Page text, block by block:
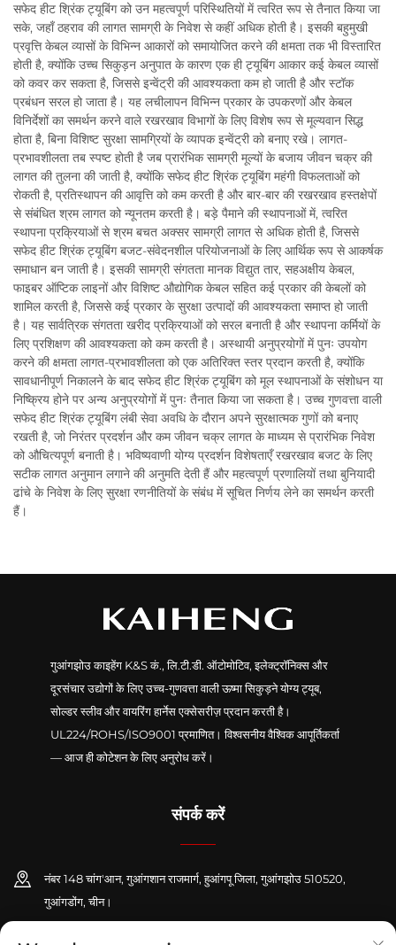
सफेद हीट श्रिंक ट्यूबिंग को उन महत्वपूर्ण परिस्थितियों में त्वरित रूप से तैनात किया जा
सके, जहाँ ठहराव की लागत सामग्री के निवेश से कहीं अधिक होती है। इसकी बहुमुखी
प्रवृत्ति केबल व्यासों के विभिन्न आकारों को समायोजित करने की क्षमता तक भी विस्तारित
होती है, क्योंकि उच्च सिकुड़न अनुपात के कारण एक ही ट्यूबिंग आकार कई केबल व्यासों
को कवर कर सकता है, जिससे इन्वेंट्री की आवश्यकता कम हो जाती है और स्टॉक
प्रबंधन सरल हो जाता है। यह लचीलापन विभिन्न प्रकार के उपकरणों और केबल
विनिर्देशों का समर्थन करने वाले रखरखाव विभागों के लिए विशेष रूप से मूल्यवान सिद्ध
होता है, बिना विशिष्ट सुरक्षा सामग्रियों के व्यापक इन्वेंट्री को बनाए रखे। लागत-
प्रभावशीलता तब स्पष्ट होती है जब प्रारंभिक सामग्री मूल्यों के बजाय जीवन चक्र की
लागत की तुलना की जाती है, क्योंकि सफेद हीट श्रिंक ट्यूबिंग महंगी विफलताओं को
रोकती है, प्रतिस्थापन की आवृत्ति को कम करती है और बार-बार की रखरखाव हस्तक्षेपों
से संबंधित श्रम लागत को न्यूनतम करती है। बड़े पैमाने की स्थापनाओं में, त्वरित
स्थापना प्रक्रियाओं से श्रम बचत अक्सर सामग्री लागत से अधिक होती है, जिससे
सफेद हीट श्रिंक ट्यूबिंग बजट-संवेदनशील परियोजनाओं के लिए आर्थिक रूप से आकर्षक
समाधान बन जाती है। इसकी सामग्री संगतता मानक विद्युत तार, सहअक्षीय केबल,
फाइबर ऑप्टिक लाइनों और विशिष्ट औद्योगिक केबल सहित कई प्रकार की केबलों को
शामिल करती है, जिससे कई प्रकार के सुरक्षा उत्पादों की आवश्यकता समाप्त हो जाती
है। यह सार्वत्रिक संगतता खरीद प्रक्रियाओं को सरल बनाती है और स्थापना कर्मियों के
लिए प्रशिक्षण की आवश्यकता को कम करती है। अस्थायी अनुप्रयोगों में पुनः उपयोग
करने की क्षमता लागत-प्रभावशीलता को एक अतिरिक्त स्तर प्रदान करती है, क्योंकि
सावधानीपूर्ण निकालने के बाद सफेद हीट श्रिंक ट्यूबिंग को मूल स्थापनाओं के संशोधन या
निष्क्रिय होने पर अन्य अनुप्रयोगों में पुनः तैनात किया जा सकता है। उच्च गुणवत्ता वाली
सफेद हीट श्रिंक ट्यूबिंग लंबी सेवा अवधि के दौरान अपने सुरक्षात्मक गुणों को बनाए
रखती है, जो निरंतर प्रदर्शन और कम जीवन चक्र लागत के माध्यम से प्रारंभिक निवेश
को औचित्यपूर्ण बनाती है। भविष्यवाणी योग्य प्रदर्शन विशेषताएँ रखरखाव बजट के लिए
सटीक लागत अनुमान लगाने की अनुमति देती हैं और महत्वपूर्ण प्रणालियों तथा बुनियादी
ढांचे के निवेश के लिए सुरक्षा रणनीतियों के संबंध में सूचित निर्णय लेने का समर्थन करती
हैं।
गुआंगझोउ काइहेंग K&S कं., लि.टी.डी. ऑटोमोटिव, इलेक्ट्रॉनिक्स और
दूरसंचार उद्योगों के लिए उच्च-गुणवत्ता वाली ऊष्मा सिकुड़ने योग्य ट्यूब,
सोल्डर स्लीव और वायरिंग हार्नेस एक्सेसरीज़ प्रदान करती है।
UL224/ROHS/ISO9001 प्रमाणित। विश्वसनीय वैश्विक आपूर्तिकर्ता
— आज ही कोटेशन के लिए अनुरोध करें।
संपर्क करें
नंबर 148 चांग'आन, गुआंगशान राजमार्ग, हुआंगपू जिला, गुआंगझोउ 510520,
गुआंगडोंग, चीन।
+86-13416189912